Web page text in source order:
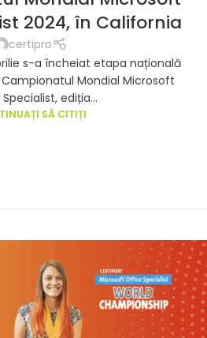
2024, în California
certipro
s-a încheiat etapa națională
Mondial Microsoft
ediția...
SĂ CITIȚI